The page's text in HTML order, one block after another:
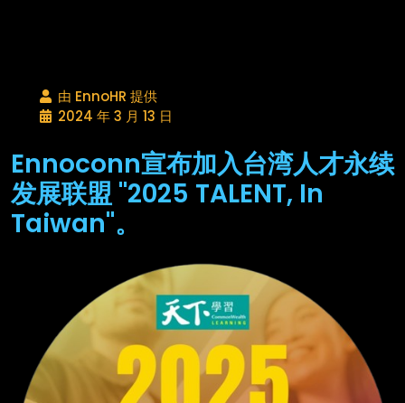
由 EnnoHR 提供
2024 年 3 月 13 日
Ennoconn宣布加入台湾人才永续
发展联盟 "2025 TALENT, In
Taiwan"。